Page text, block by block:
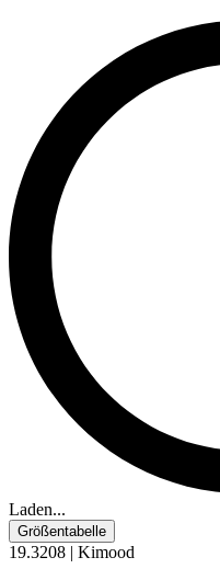
Laden...
Größentabelle
19.3208 | Kimood